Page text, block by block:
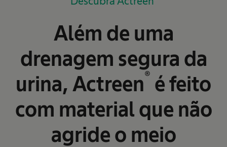
Além de uma
drenagem segura da
urina, Actreen® é feito
com material que não
agride o meio